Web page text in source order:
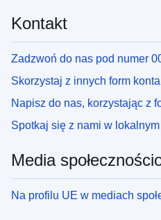
Kontakt
Zadzwoń do nas pod numer
Skorzystaj z innych form
Napisz do nas, korzystając z
Spotkaj się z nami w
Media
Na profilu UE w mediach